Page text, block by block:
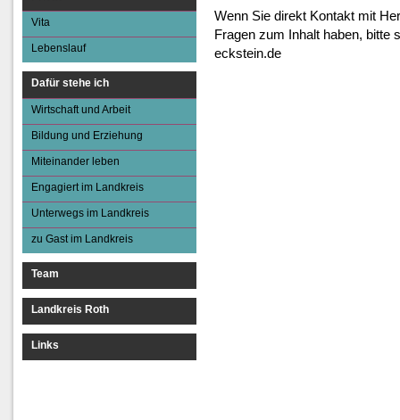
Engagiert im
Vita
Lebenslauf
Dafür stehe ich
Wirtschaft und Arbeit
Bildung und Erziehung
Miteinander leben
Engagiert im Landkreis
Unterwegs im Landkreis
zu Gast im Landkreis
Team
Landkreis Roth
Links
Wenn Sie direkt Kontakt mit
Fragen zum Inhalt haben, bitte
eckstein.de